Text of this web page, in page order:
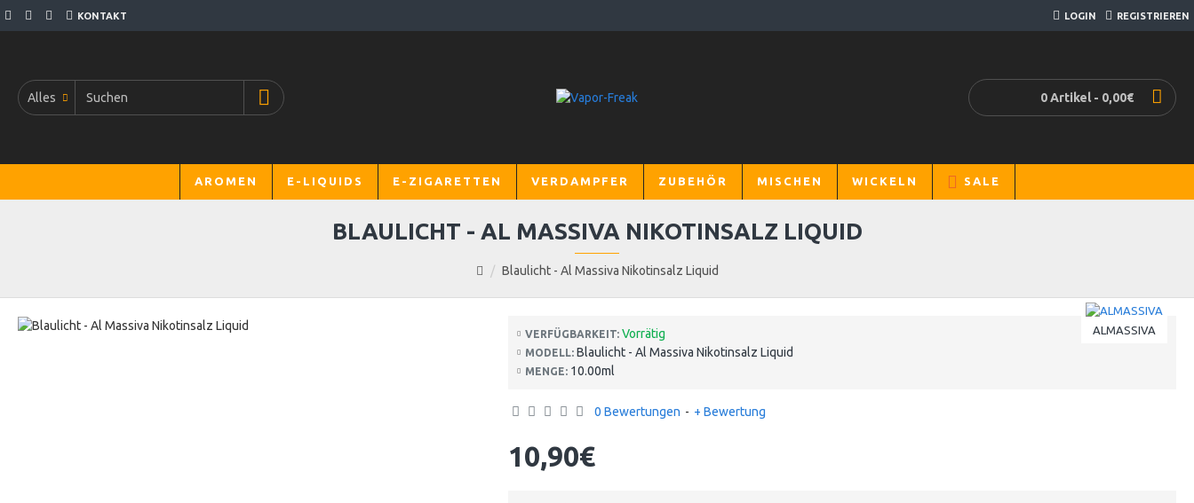
KONTAKT LOGIN REGISTRIEREN
Alles 0 Artikel - 0,00€
AROMEN E-LIQUIDS E-ZIGARETTEN VERDAMPFER ZUBEHÖR MISCHEN WICKELN SALE
Blaulicht - Al Massiva Nikotinsalz Liquid
BLAULICHT - AL MASSIVA NIKOTINSALZ LIQUID
VERFÜGBARKEIT: Vorrätig
MODELL: Blaulicht - Al Massiva Nikotinsalz Liquid
MENGE: 10.00ml
ALMASSIVA
0 Bewertungen - + Bewertung
10,90€